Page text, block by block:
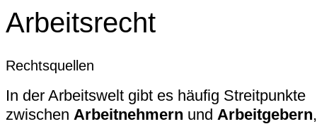
Arbeitsrecht
Rechtsquellen
In der Arbeitswelt gibt es häufig Streitpunkte
zwischen Arbeitnehmern und Arbeitgebern,